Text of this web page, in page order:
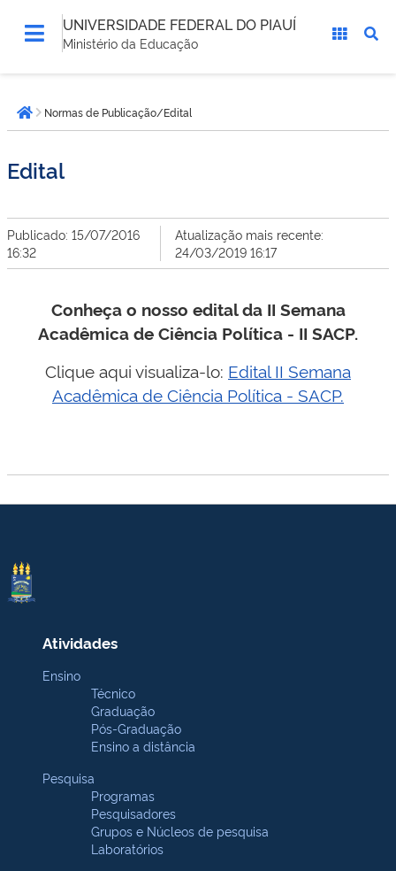
UNIVERSIDADE FEDERAL DO PIAUÍ
Ministério da Educação
está
aqui:Página inicial
Normas de Publicação/Edital
Edital
Publicado: 15/07/2016
16:32
Atualização mais recente:
24/03/2019 16:17
Conheça o nosso edital da II Semana
Acadêmica de Ciência Política - II SACP.
Clique aqui visualiza-lo: Edital II Semana
Acadêmica de Ciência Política - SACP.
Atividades
Ensino
Técnico
Graduação
Pós-Graduação
Ensino a distância
Pesquisa
Programas
Pesquisadores
Grupos e Núcleos de pesquisa
Laboratórios